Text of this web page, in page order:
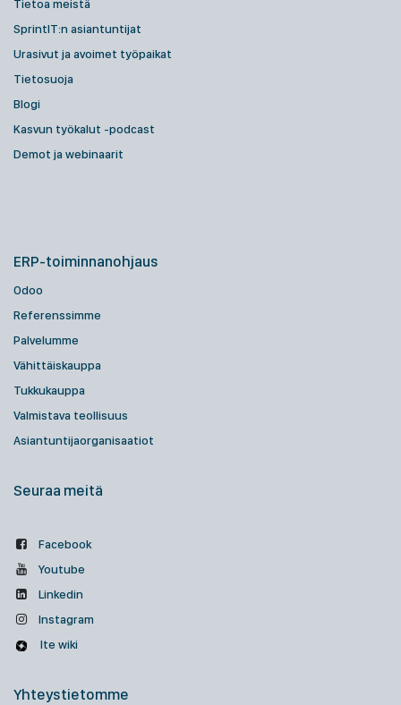
Tietoa meistä
SprintIT:n asiantuntijat
Urasivut ja avoimet työpaikat
Tietosuoja
Blogi
Kasvun työkalut -podcast
Demot ja webinaarit
ERP-toiminnanohjaus
Odoo
Referenssimme
Palvelumme
Vähittäiskauppa
Tukkukauppa
Valmistava teollisuus
Asiantuntijaorganisaatiot
Seuraa meitä
Facebook
Youtube
Linkedin
Instagram
Ite wiki
Yhteystietomme